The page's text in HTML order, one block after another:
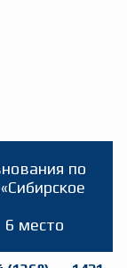
по
6 место